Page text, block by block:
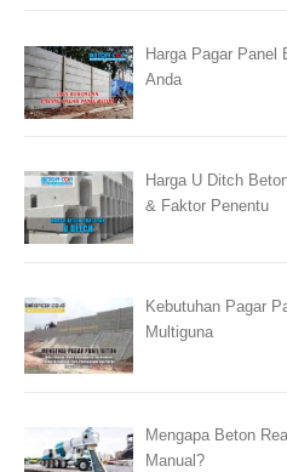
Harga Pagar Panel
Anda
Harga U Ditch
& Faktor Penentu
Kebutuhan Pagar
Multiguna
Mengapa Beton
Manual?